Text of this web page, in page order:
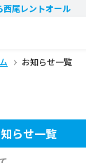
西尾レントオール
お知らせ一覧
らせ一覧